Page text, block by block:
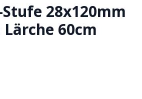
28x120mm
60cm